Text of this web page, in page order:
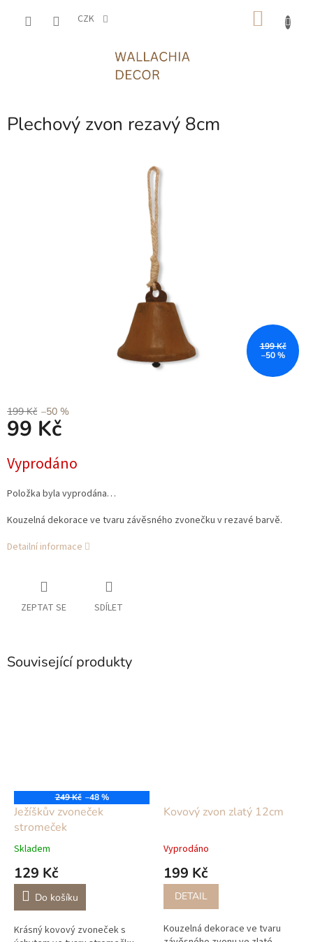
CZK
Plechový zvon rezavý 8cm
199 Kč
–50 %
199 Kč –50 %
99 Kč
cena:
Vyprodáno
Položka byla vyprodána…
Kouzelná dekorace ve tvaru závěsného zvonečku v rezavé barvě.
Detailní informace
ZEPTAT SE SDÍLET
Související produkty
249 Kč –48 %
Ježíškův zvoneček
stromeček
Skladem
129 Kč
Do košíku
Krásný kovový zvoneček s
Kovový zvon zlatý 12cm
Vyprodáno
199 Kč
DETAIL
Kouzelná dekorace ve tvaru